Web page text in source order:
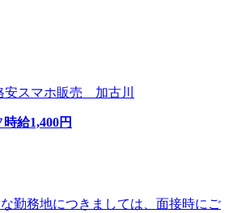
安スマホ販売 加古川
時給1,400円
勤務地につきましては、面接時にご